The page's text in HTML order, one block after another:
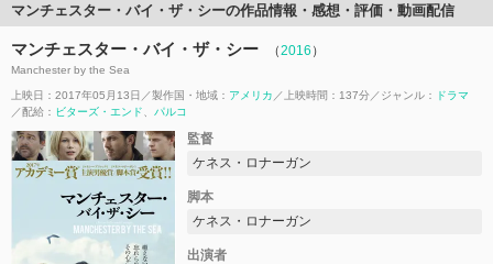
マンチェスター・バイ・ザ・シーの作品情報・感想・評価・動画配信
マンチェスター・バイ・ザ・シー （2016 ）
Manchester by the Sea
上映日：2017年05月13日 製作国・地域： アメリカ 上映時間：137分 ジャンル：
ドラマ
配給： ビターズ・エンド パルコ
監督
ケネス・ロナーガン
脚本
ケネス・ロナーガン
出演者